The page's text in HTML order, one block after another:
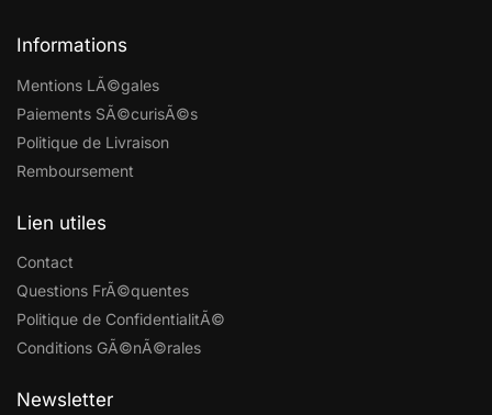
Informations
Mentions LÃ©gales
Paiements SÃ©curisÃ©s
Politique de Livraison
Remboursement
Lien utiles
Contact
Questions FrÃ©quentes
Politique de ConfidentialitÃ©
Conditions GÃ©nÃ©rales
Newsletter